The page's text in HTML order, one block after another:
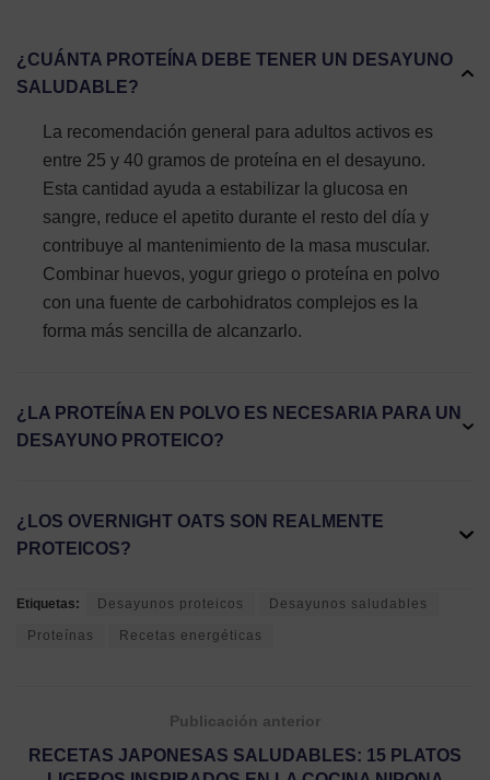
¿CUÁNTA PROTEÍNA DEBE TENER UN DESAYUNO
SALUDABLE?
La recomendación general para adultos activos es
entre 25 y 40 gramos de proteína en el desayuno.
Esta cantidad ayuda a estabilizar la glucosa en
sangre, reduce el apetito durante el resto del día y
contribuye al mantenimiento de la masa muscular.
Combinar huevos, yogur griego o proteína en polvo
con una fuente de carbohidratos complejos es la
forma más sencilla de alcanzarlo.
¿LA PROTEÍNA EN POLVO ES NECESARIA PARA UN
DESAYUNO PROTEICO?
¿LOS OVERNIGHT OATS SON REALMENTE
PROTEICOS?
Etiquetas: Desayunos proteicos Desayunos saludables
Proteínas Recetas energéticas
Publicación anterior
RECETAS JAPONESAS SALUDABLES: 15 PLATOS